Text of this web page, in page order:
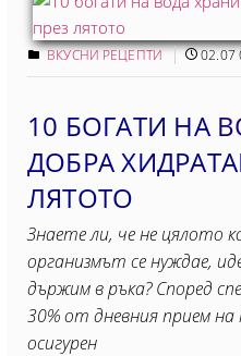
ВКУСНИ РЕЦЕПТИ 02.07
10 БОГАТИ НА
ДОБРА
ЛЯТОТО
Знаете ли, че не цялото
организмът се нуждае,
държим в ръка? Според
30% от дневния прием
осигурен